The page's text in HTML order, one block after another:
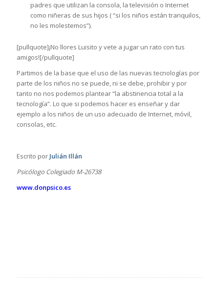
padres que utilizan la consola, la televisión o Internet
como niñeras de sus hijos ( “si los niños están tranquilos,
no les molestemos”).
[pullquote]¡No llores Luisito y vete a jugar un rato con tus
amigos![/pullquote]
Partimos de la base que el uso de las nuevas tecnologías por
parte de los niños no se puede, ni se debe, prohibir y por
tanto no nos podemos plantear “la abstinencia total a la
tecnología”. Lo que si podemos hacer es enseñar y dar
ejemplo a los niños de un uso adecuado de Internet, móvil,
consolas, etc.
Escrito porJulián Illán
Psicólogo Colegiado M-26738
www.donpsico.es